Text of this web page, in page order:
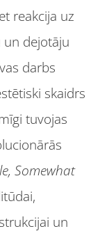
reakcija uz
dejotāju
darbs
skaidrs
tuvojas
Somewhat
un